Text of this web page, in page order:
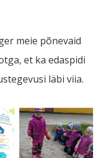
meie põnevaid
et ka edaspidi
läbi viia.